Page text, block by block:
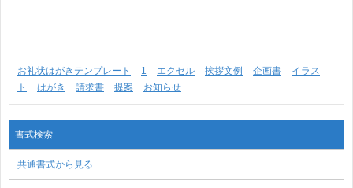
お礼状はがきテンプレート 1 エクセル 挨拶文例 企画書
イラス
ト
はがき 請求書 提案 お知らせ
書式検索
共通書式から見る